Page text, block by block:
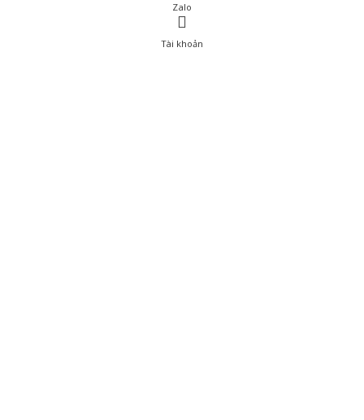
Zalo
Tài khoản